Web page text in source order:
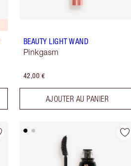
BEAUTY LIGHT WAND
Pinkgasm
42,00 €
AJOUTER AU PANIER